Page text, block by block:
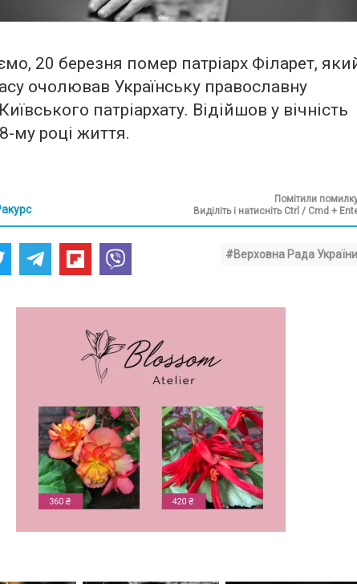
20 березня помер патріарх Філарет,
очолював Українську православну
патріархату. Відійшов у вічність
му році життя.
Помітили
Виділіть і натисніть Ctrl / Cmd +
#Верховна Рада України